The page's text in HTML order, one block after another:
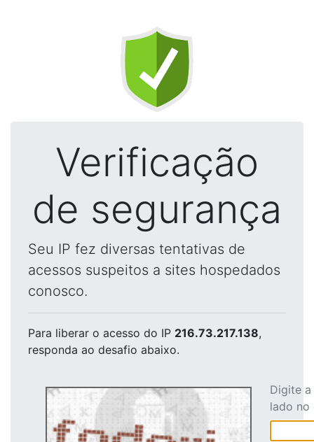
Verificação
de segurança
Seu IP fez diversas tentativas de
acessos suspeitos a sites hospedados
conosco.
Para liberar o acesso do IP 216.73.217.138,
responda ao desafio abaixo.
Digite
lado no